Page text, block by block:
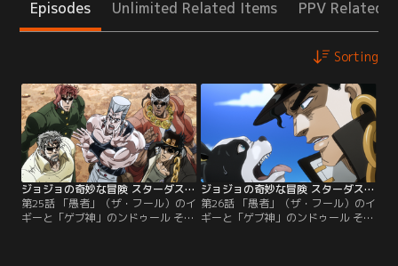
Episodes Unlimited Related Items PPV Related
Sorting
ジョジョの奇妙な冒険 スターダストクルセイダース エジプト編 第25話
第25話 「愚者」（ザ・フール）のイ
ギーと「ゲブ神」のンドゥール その
ジョジョの奇妙な冒険 スターダストクルセイダース エジプト編 第26話
第26話 「愚者」（ザ・フール）のイ
ギーと「ゲブ神」のンドゥール その